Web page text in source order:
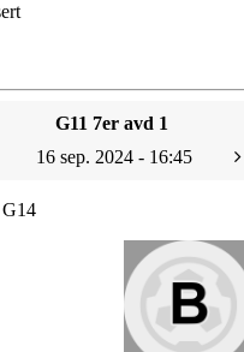
G11 7er avd 1
16 sep. 2024 - 16:45